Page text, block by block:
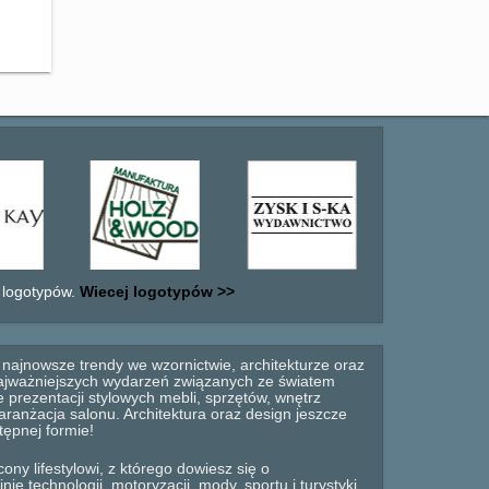
Wiecej logotypów >>
trendy we wzornictwie, architekturze oraz
wydarzeń związanych ze światem
stylowych mebli, sprzętów, wnętrz
salonu. Architektura oraz design jeszcze
formie!
lifestylowi, z którego dowiesz się o
technologii, motoryzacji, mody, sportu i turystyki.